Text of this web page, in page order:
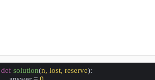
def solution(n, lost, reserve):